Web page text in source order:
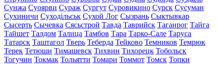
Сунжа Суоярви Сураж Сургут Суровикино Сурск Сусуман
Сухиничи Суходільськ Сухой Лог Сызрань Сыктывкар
Сысерть Сычевка Сясьстрой Тавда Таврийск Таганрог Тайга
Тайшет Талдом Талица Тамбов Тара Тарко-Сале Таруса
Татарск Таштагол Тверь Теберда Тейково Темников Темрюк
Терек Тетюши Тимашевск Тихвин Тихорецк Тобольск
Тогучин Токмак Тольятти Томари Томмот Томск Топки